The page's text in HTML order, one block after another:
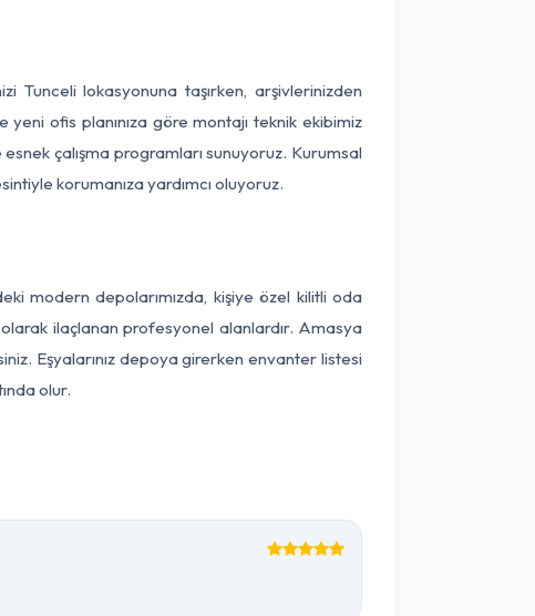
Tunceli lokasyonuna taşırken, arşivlerinizden
ofis planınıza göre montajı teknik ekibimiz
çalışma programları sunuyoruz. Kurumsal
korumanıza yardımcı oluyoruz.
modern depolarımızda, kişiye özel kilitli oda
ilaçlanan profesyonel alanlardır. Amasya
Eşyalarınız depoya girerken envanter listesi
olur.